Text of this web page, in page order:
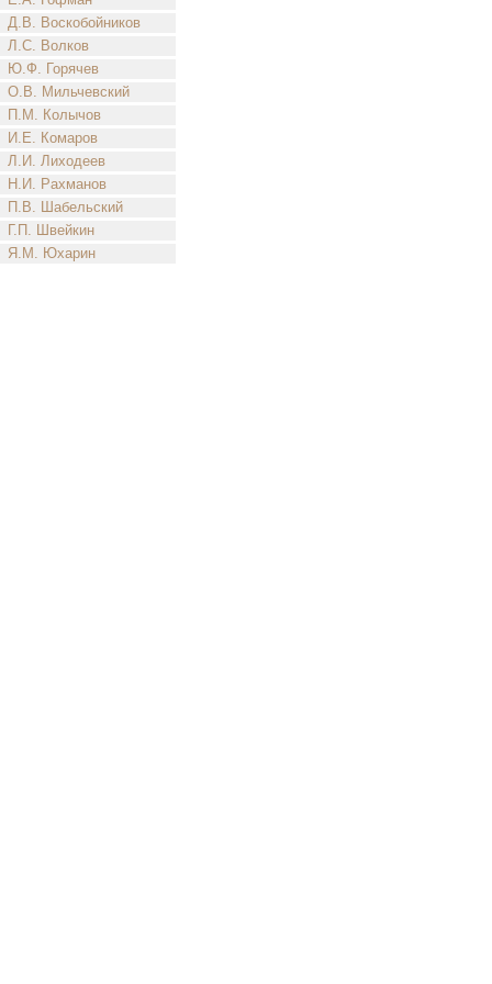
Д.В. Воскобойников
Л.С. Волков
Ю.Ф. Горячев
О.В. Мильчевский
П.М. Колычов
И.Е. Комаров
Л.И. Лиходеев
Н.И. Рахманов
П.В. Шабельский
Г.П. Швейкин
Я.М. Юхарин